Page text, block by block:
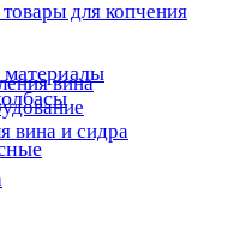
для копчения
вина
вина и сидра